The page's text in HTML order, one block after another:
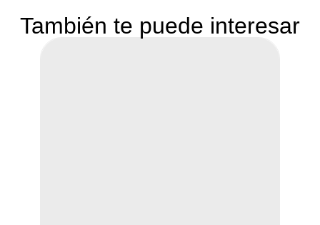
También te puede interesar